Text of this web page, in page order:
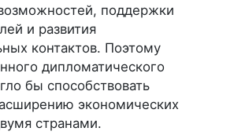
поддержки
и развития
контактов. Поэтому
дипломатического
бы способствовать
экономических
странами.